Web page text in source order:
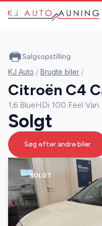
SOLGT
Salgsopstilling
KJ Auto / Brugte biler /
Citroën C4
1,6 BlueHDi 100 Feel Van
Solgt
Søg efter andre biler